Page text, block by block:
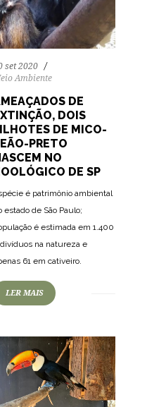
set 2020
Ambiente
DE
DOIS
DE MICO-
PRETO
NO
DE SP
é patrimônio ambiental
estado de São Paulo;
é estimada em 1.400
na natureza e
61 em cativeiro.
LER MAIS